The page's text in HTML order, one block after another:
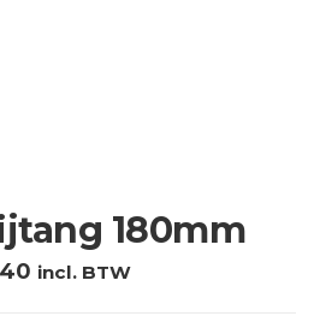
180mm
incl. BTW